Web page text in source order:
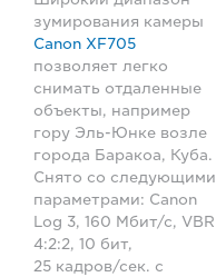
зумирования камеры
Canon XF705
позволяет легко
снимать отдаленные
объекты, например
гору Эль-Юнке возле
города Баракоа, Куба.
Снято со следующими
параметрами: Canon
Log 3, 160 Мбит/с, VBR
4:2:2, 10 бит,
25 кадров/сек. с